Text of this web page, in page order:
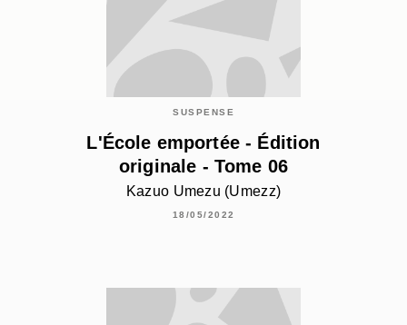
SUSPENSE
L'École emportée - Édition
originale - Tome 06
Kazuo Umezu (Umezz)
18/05/2022